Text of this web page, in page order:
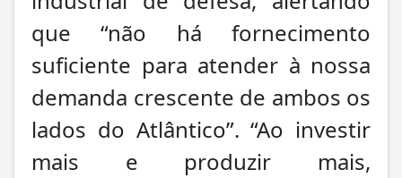
que “não há fornecimento
suficiente para atender à nossa
demanda crescente de ambos os
lados do Atlântico”. “Ao investir
mais e produzir mais,